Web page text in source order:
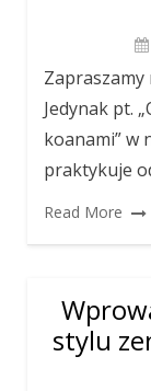
Jedynak pt.
koanami” w
praktykuje
Read More
stylu